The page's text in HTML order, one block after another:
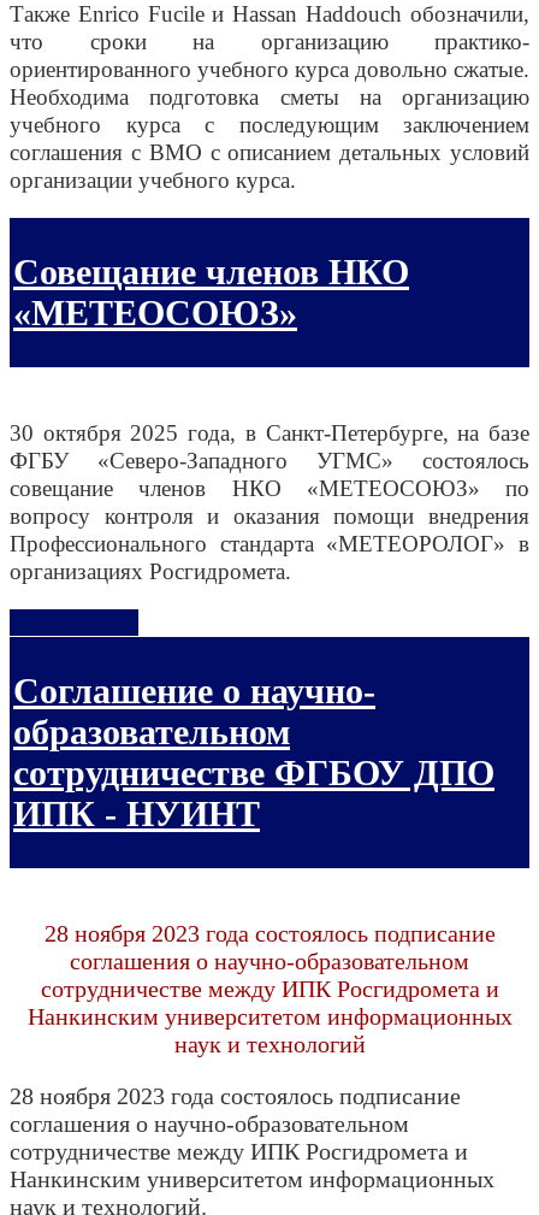
Также Enrico Fucile и Hassan Haddouch обозначили,
что сроки на организацию практико-
ориентированного учебного курса довольно сжатые.
Необходима подготовка сметы на организацию
учебного курса с последующим заключением
соглашения с ВМО с описанием детальных условий
организации учебного курса.
Совещание членов НКО
«МЕТЕОСОЮЗ»
30 октября 2025 года, в Санкт-Петербурге, на базе
ФГБУ «Северо-Западного УГМС» состоялось
совещание членов НКО «МЕТЕОСОЮЗ» по
вопросу контроля и оказания помощи внедрения
Профессионального стандарта «МЕТЕОРОЛОГ» в
организациях Росгидромета.
Соглашение о научно-
образовательном
сотрудничестве ФГБОУ ДПО
ИПК - НУИНТ
28 ноября 2023 года состоялось подписание
соглашения о научно-образовательном
сотрудничестве между ИПК Росгидромета и
Нанкинским университетом информационных
наук и технологий
28 ноября 2023 года состоялось подписание
соглашения о научно-образовательном
сотрудничестве между ИПК Росгидромета и
Нанкинским университетом информационных
наук и технологий.